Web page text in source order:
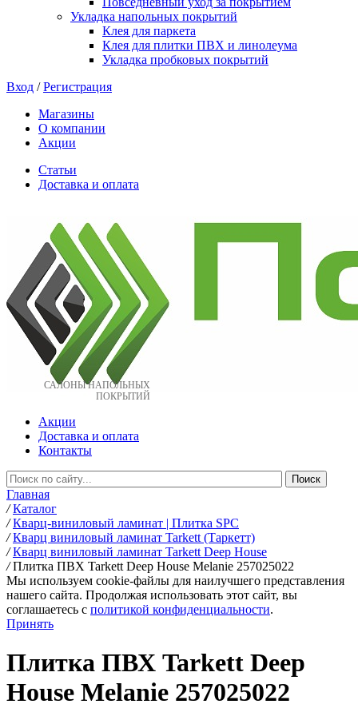
Укладка напольных покрытий
Клея для паркета
Клея для плитки ПВХ и линолеума
Укладка пробковых покрытий
Вход /Регистрация
Магазины
О компании
Акции
Статьи
Доставка и оплата
САЛОНЫ НАПОЛЬНЫХ
ПОКРЫТИЙ
Акции
Доставка и оплата
Контакты
Главная
/ Каталог
/ Кварц-виниловый ламинат | Плитка SPC
/ Кварц виниловый ламинат Tarkett (Таркетт)
/ Кварц виниловый ламинат Tarkett Deep House
/ Плитка ПВХ Tarkett Deep House Melanie 257025022
Мы используем cookie-файлы для наилучшего представления
нашего сайта. Продолжая использовать этот сайт, вы
соглашаетесь c политикой конфиденциальности.
Принять
Плитка ПВХ Tarkett Deep
House Melanie 257025022